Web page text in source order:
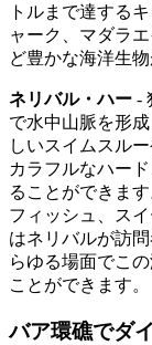
トルまで達する
ャーク、マダラ
ど豊かな海洋生物
ネリバル・ハー -
で水中山脈を形
しいスイムスル
カラフルなハー
ることができま
フィッシュ、ス
はネリバルが訪
らゆる場面でこ
ことができます。
バア環礁でダ